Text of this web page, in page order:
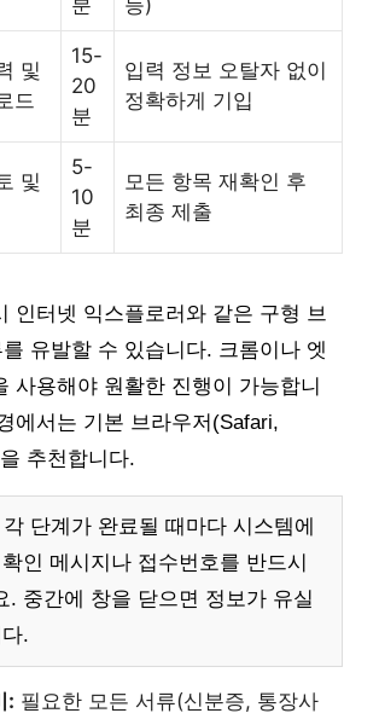
및
드
15-
20
분
입력 정보 오탈자 없이
정확하게 기입
및
5-
10
분
모든 항목 재확인 후
최종 제출
인터넷 익스플로러와 같은 구형 브
유발할 수 있습니다. 크롬이나 엣
사용해야 원활한 진행이 가능합니
에서는 기본 브라우저(Safari,
추천합니다.
각 단계가 완료될 때마다 시스템에
인 메시지나 접수번호를 반드시
. 중간에 창을 닫으면 정보가 유실
.
: 필요한 모든 서류(신분증, 통장사